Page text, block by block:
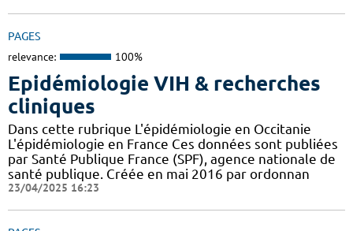
PAGES
relevance: 100%
Epidémiologie VIH & recherches
cliniques
Dans cette rubrique L'épidémiologie en Occitanie
L'épidémiologie en France Ces données sont publiées
par Santé Publique France (SPF), agence nationale de
santé publique. Créée en mai 2016 par ordonnan
23/04/2025 16:23